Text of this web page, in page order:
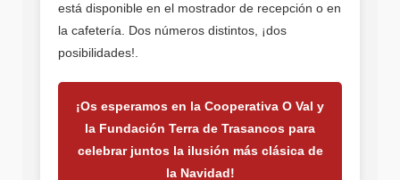
está disponible en el mostrador de recepción o en
la cafetería. Dos números distintos, ¡dos
posibilidades!.
¡Os esperamos en la Cooperativa O Val y
la Fundación Terra de Trasancos para
celebrar juntos la ilusión más clásica de
la Navidad!